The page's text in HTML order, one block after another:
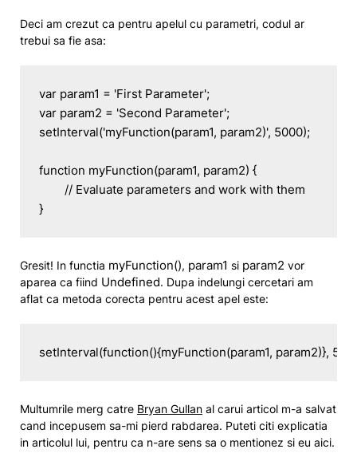
Deci am crezut ca pentru apelul cu parametri, codul ar
trebui sa fie asa:
var param1 = 'First Parameter';
var param2 = 'Second Parameter';
setInterval('myFunction(param1, param2)', 5000);
function myFunction(param1, param2) {
}
Gresit! In functia myFunction(), param1 si param2 vor
aparea ca fiind Undefined. Dupa indelungi cercetari am
aflat ca metoda corecta pentru acest apel este:
setInterval(function(){myFunction(param1, param2)},
Multumrile merg catre Bryan Gullan al carui articol m-a salvat
cand incepusem sa-mi pierd rabdarea. Puteti citi explicatia
in articolul lui, pentru ca n-are sens sa o mentionez si eu aici.